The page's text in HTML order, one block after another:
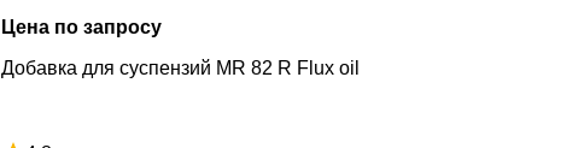
Цена по запросу
Добавка для суспензий MR 82 R Flux oil